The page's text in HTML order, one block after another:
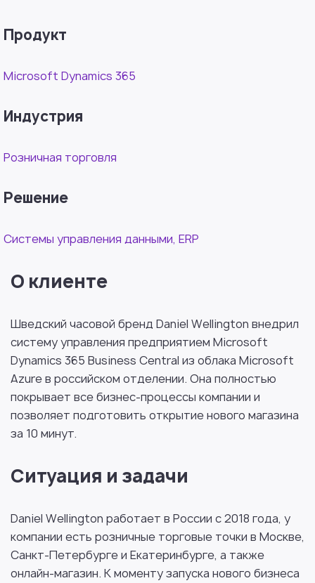
Продукт
Microsoft Dynamics 365
Индустрия
Розничная торговля
Решение
Системы управления данными, ERP
О клиенте
Шведский часовой бренд Daniel Wellington внедрил
систему управления предприятием Microsoft
Dynamics 365 Business Central из облака Microsoft
Azure в российском отделении. Она полностью
покрывает все бизнес-процессы компании и
позволяет подготовить открытие нового магазина
за 10 минут.
Ситуация и задачи
Daniel Wellington работает в России с 2018 года, у
компании есть розничные торговые точки в Москве,
Санкт-Петербурге и Екатеринбурге, а также
онлайн-магазин. К моменту запуска нового бизнеса